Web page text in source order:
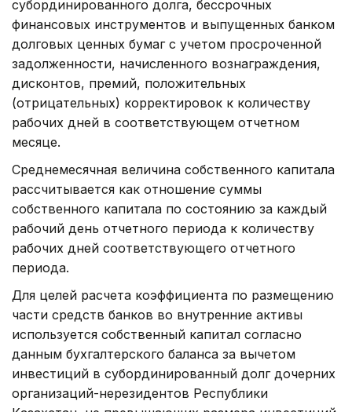
субординированного долга, бессрочных
финансовых инструментов и выпущенных банком
долговых ценных бумаг с учетом просроченной
задолженности, начисленного вознаграждения,
дисконтов, премий, положительных
(отрицательных) корректировок к количеству
рабочих дней в соответствующем отчетном
месяце.
Среднемесячная величина собственного капитала
рассчитывается как отношение суммы
собственного капитала по состоянию за каждый
рабочий день отчетного периода к количеству
рабочих дней соответствующего отчетного
периода.
Для целей расчета коэффициента по размещению
части средств банков во внутренние активы
используется собственный капитал согласно
данным бухгалтерского баланса за вычетом
инвестиций в субординированный долг дочерних
организаций-нерезидентов Республики